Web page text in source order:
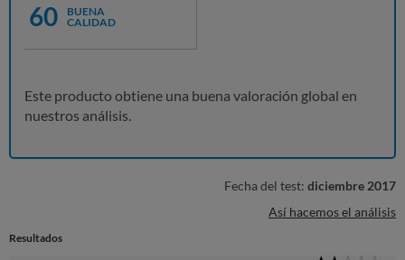
60
BUENA
CALIDAD
Este producto obtiene una buena valoración global en
nuestros análisis.
Fecha del test: diciembre 2017
Así hacemos el análisis
Resultados